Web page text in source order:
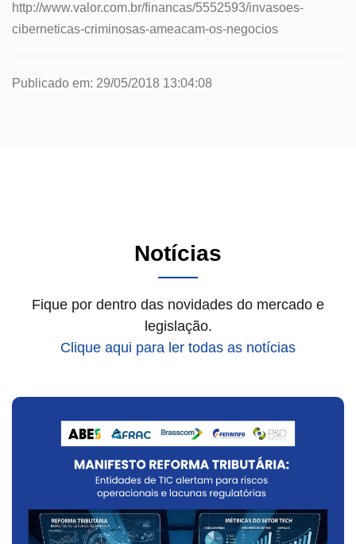
http://www.valor.com.br/financas/5552593/invasoes-
ciberneticas-criminosas-ameacam-os-negocios
Publicado em: 29/05/2018 13:04:08
Notícias
Fique por dentro das novidades do mercado e
legislação.
Clique aqui para ler todas as notícias